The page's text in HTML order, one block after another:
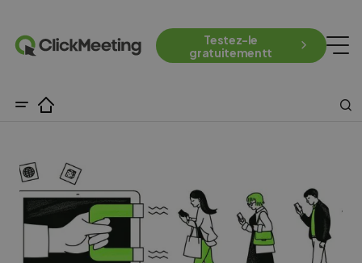
Testez-le
gratuitementt